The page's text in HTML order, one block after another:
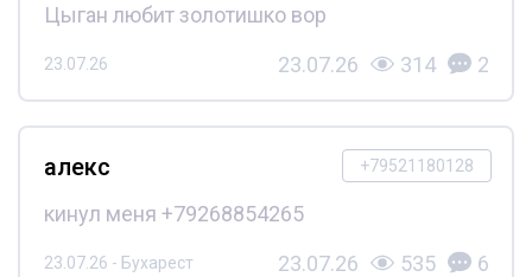
Цыган любит золотишко вор
23.07.26 23.07.26 314 2
+79521180128
алекс
кинул меня +79268854265
23.07.26 - Бухарест 23.07.26 535 6